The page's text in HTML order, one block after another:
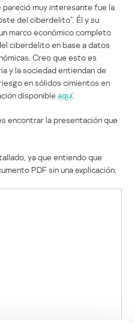
pareció muy interesante fue la
del ciberdelito”. Él y su
marco económico completo
ciberdelito en base a datos
Creo que esto es
y la sociedad entiendan de
en sólidos cimientos en
disponible aquí.
encontrar la presentación que
ya que entiendo que
PDF sin una explicación,